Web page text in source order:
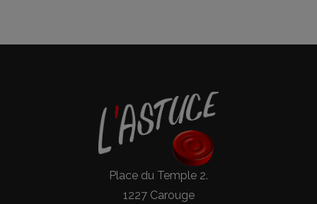
Place du Temple 2.
1227 Carouge